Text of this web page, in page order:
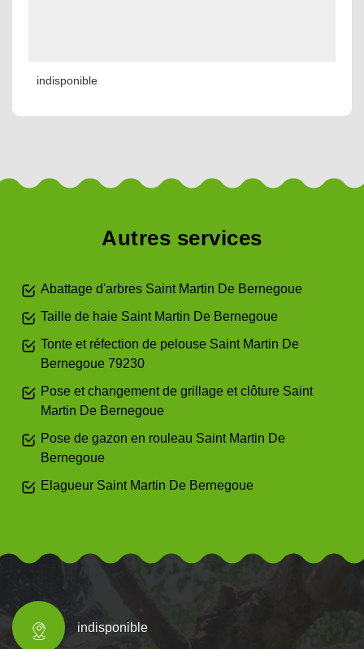
indisponible
Autres services
Abattage d'arbres Saint Martin De Bernegoue
Taille de haie Saint Martin De Bernegoue
Tonte et réfection de pelouse Saint Martin De
Bernegoue 79230
Pose et changement de grillage et clôture Saint
Martin De Bernegoue
Pose de gazon en rouleau Saint Martin De
Bernegoue
Elagueur Saint Martin De Bernegoue
indisponible